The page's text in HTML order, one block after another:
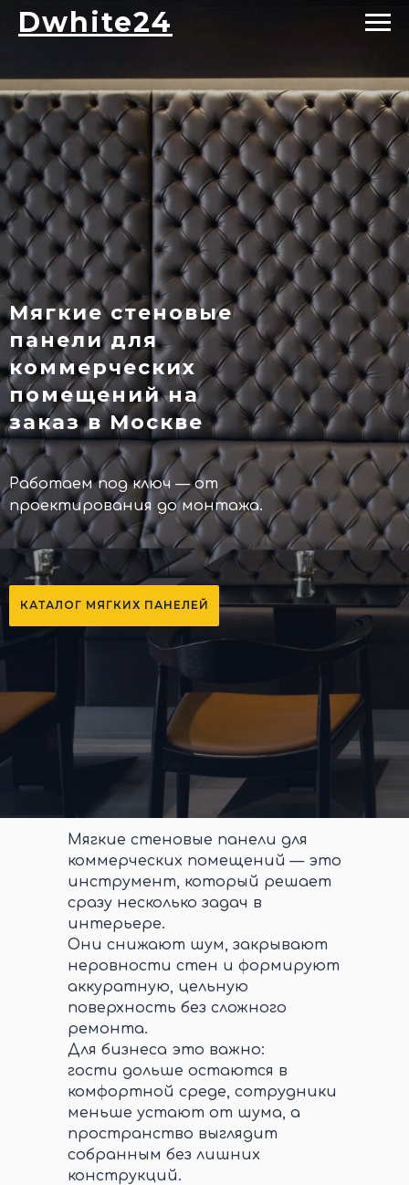
Dwhite24
Мягкие стеновые
панели для
коммерческих
помещений на
заказ в Москве
Работаем под ключ — от
проектирования до монтажа.
КАТАЛОГ МЯГКИХ ПАНЕЛЕЙ
Мягкие стеновые панели для
коммерческих помещений — это
инструмент, который решает
сразу несколько задач в
интерьере.
Они снижают шум, закрывают
неровности стен и формируют
аккуратную, цельную
поверхность без сложного
ремонта.
Для бизнеса это важно:
гости дольше остаются в
комфортной среде, сотрудники
меньше устают от шума, а
пространство выглядит
собранным без лишних
конструкций.